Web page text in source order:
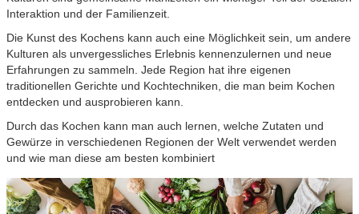
Interaktion und der Familienzeit.
Die Kunst des Kochens kann auch eine Möglichkeit sein, um andere
Kulturen als unvergessliches Erlebnis kennenzulernen und neue
Erfahrungen zu sammeln. Jede Region hat ihre eigenen
traditionellen Gerichte und Kochtechniken, die man beim Kochen
entdecken und ausprobieren kann.
Durch das Kochen kann man auch lernen, welche Zutaten und
Gewürze in verschiedenen Regionen der Welt verwendet werden
und wie man diese am besten kombiniert